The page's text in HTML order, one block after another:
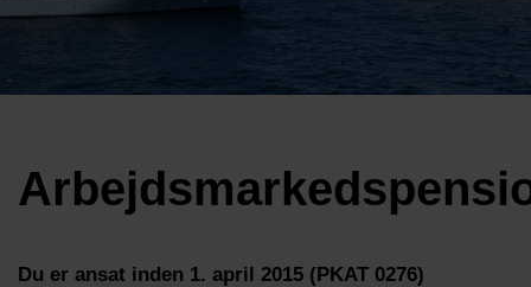
Du er ansat inden 1. april 2015 (PKAT 0276)